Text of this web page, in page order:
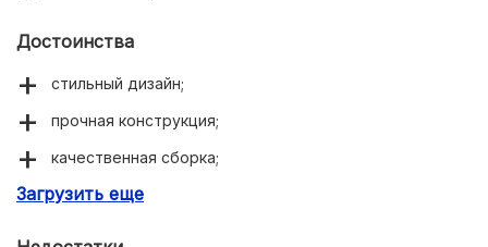
Достоинства
стильный дизайн;
прочная конструкция;
качественная сборка;
устойчивый;
Загрузить еще